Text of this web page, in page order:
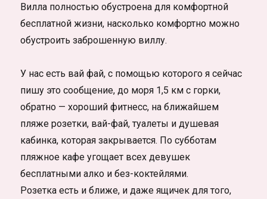
Вилла полностью обустроена для комфортной
бесплатной жизни, насколько комфортно можно
обустроить заброшенную виллу.
У нас есть вай фай, с помощью которого я сейчас
пишу это сообщение, до моря 1,5 км с горки,
обратно — хороший фитнесс, на ближайшем
пляже розетки, вай-фай, туалеты и душевая
кабинка, которая закрывается. По субботам
пляжное кафе угощает всех девушек
бесплатными алко и без-коктейлями.
Розетка есть и ближе, и даже ящичек для того,